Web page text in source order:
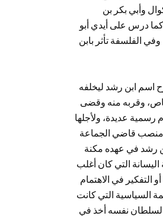
وأبي بكر بن
كما درس على أيدي أبو
الفلسفة تأثر بابن
اسم ابن رشد ليخلفه
إلى مراكش سنة 578هـ وجعله طبيبه الخاص، وقربه منه وقضى
رسمية عديدة، ولأجلها
منصب قاضي الجماعة
رشد في عهده مكنة
اليسانة التي كان أغلب
التفكير في الاهتمام
السياسية التي كانت
السلطان نفسه أخذ في